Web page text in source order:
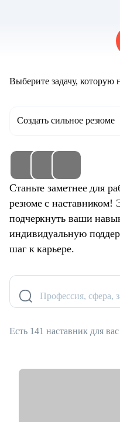
Выберите задачу, которую
Создать сильное резюме
Станьте заметнее для
резюме с наставником!
подчеркнуть ваши
индивидуальную
шаг к карьере.
Профессия,
Есть 141 наставник для вас